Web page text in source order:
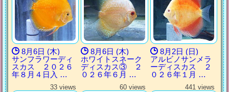
8月6日 (木)
サンフラワーディ
スカス ２０２６
年８月４日入 …
8月6日 (木)
ホワイトスネーク
ディスカス③ ２
０２６年６月 …
8月2日 (日)
アルビノサンメラ
ーディスカス ２
０２６年１月 …
33 views 60 views 441 views